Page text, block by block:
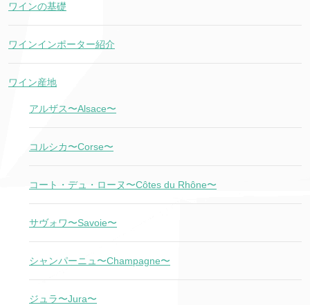
ワインの基礎
ワインインポーター紹介
ワイン産地
アルザス〜Alsace〜
コルシカ〜Corse〜
コート・デュ・ローヌ〜Côtes du Rhône〜
サヴォワ〜Savoie〜
シャンパーニュ〜Champagne〜
ジュラ〜Jura〜